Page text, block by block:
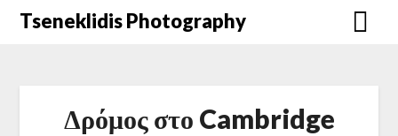
Μετάβαση
Tseneklidis Photography
Δρόμος στο Cambridge